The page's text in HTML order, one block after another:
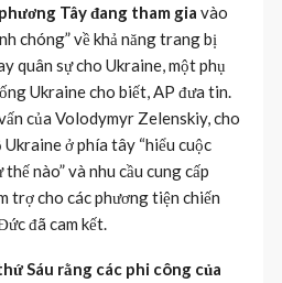
Tây đang tham gia vào
chóng” về khả năng trang bị
quân sự cho Ukraine, một phụ
Ukraine cho biết, AP đưa tin.
của Volodymyr Zelenskiy, cho
ở phía tây “hiểu cuộc
nào” và nhu cầu cung cấp
trợ cho các phương tiện chiến
đã cam kết.
Sáu rằng các phi công của